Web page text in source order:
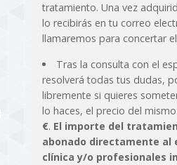
tratamiento. Una vez
lo recibirás en tu correo
llamaremos para concertar
Tras la consulta con el
resolverá todas tus dudas,
libremente si quieres
lo haces, el precio del
€. El importe del
abonado directamente al
clínica y/o profesionales